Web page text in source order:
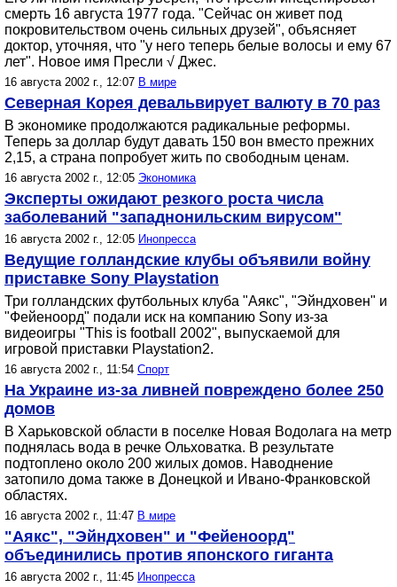
смерть 16 августа 1977 года. "Сейчас он живет под
покровительством очень сильных друзей", объясняет
доктор, уточняя, что "у него теперь белые волосы и ему 67
лет". Новое имя Пресли √ Джес.
16 августа 2002 г., 12:07 В мире
Северная Корея девальвирует валюту в 70 раз
В экономике продолжаются радикальные реформы.
Теперь за доллар будут давать 150 вон вместо прежних
2,15, а страна попробует жить по свободным ценам.
16 августа 2002 г., 12:05 Экономика
Эксперты ожидают резкого роста числа
заболеваний "западнонильским вирусом"
16 августа 2002 г., 12:05 Инопресса
Ведущие голландские клубы объявили войну
приставке Sony Playstation
Три голландских футбольных клуба "Аякс", "Эйндховен" и
"Фейеноорд" подали иск на компанию Sony из-за
видеоигры "This is football 2002", выпускаемой для
игровой приставки Playstation2.
16 августа 2002 г., 11:54 Спорт
На Украине из-за ливней повреждено более 250
домов
В Харьковской области в поселке Новая Водолага на метр
поднялась вода в речке Ольховатка. В результате
подтоплено около 200 жилых домов. Наводнение
затопило дома также в Донецкой и Ивано-Франковской
областях.
16 августа 2002 г., 11:47 В мире
"Аякс", "Эйндховен" и "Фейеноорд"
объединились против японского гиганта
16 августа 2002 г., 11:45 Инопресса